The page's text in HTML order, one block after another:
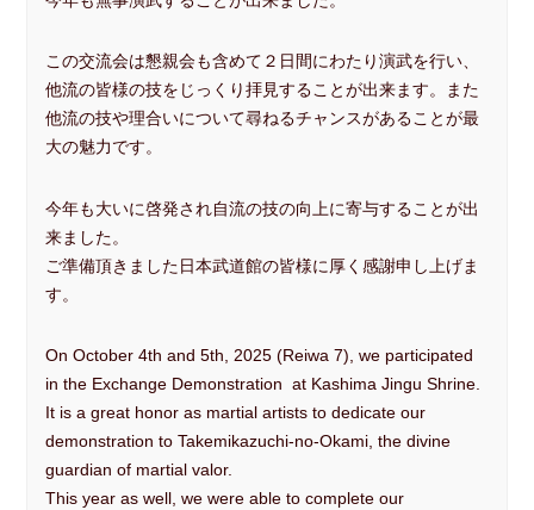
この交流会は懇親会も含めて２日間にわたり演武を行い、
他流の皆様の技をじっくり拝見することが出来ます。また
他流の技や理合いについて尋ねるチャンスがあることが最
大の魅力です。
今年も大いに啓発され自流の技の向上に寄与することが出
来ました。
ご準備頂きました日本武道館の皆様に厚く感謝申し上げま
す。
On October 4th and 5th, 2025 (Reiwa 7), we participated
in the Exchange Demonstration at Kashima Jingu Shrine.
It is a great honor as martial artists to dedicate our
demonstration to Takemikazuchi-no-Okami, the divine
guardian of martial valor.
This year as well, we were able to complete our